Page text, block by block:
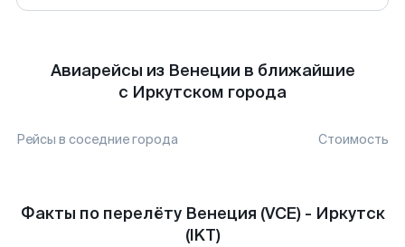
Авиарейсы из Венеции в ближайшие
с Иркутском города
Рейсы в соседние города Стоимость
Факты по перелёту Венеция (VCE) - Иркутск
(IKT)